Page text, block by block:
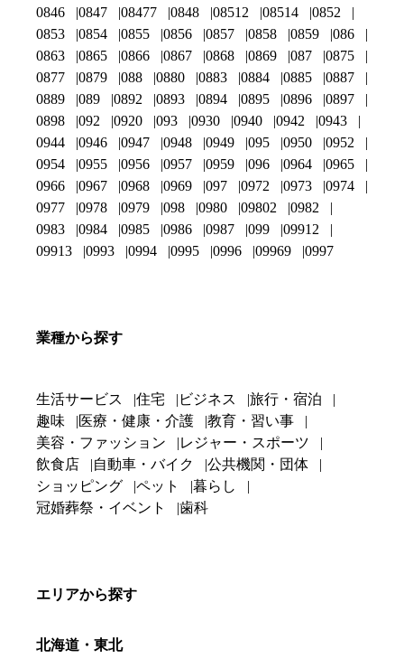
0846
0847 08477 0848 08512 08514
0852
0853
0854 0855 0856 0857 0858 0859
086
0863
0865 0866 0867 0868 0869 087
0875
0877
0879 088 0880 0883 0884 0885
0887
0889
089 0892 0893 0894 0895 0896
0897
0898
092 0920 093 0930 0940 0942
0943
0944
0946 0947 0948 0949 095 0950
0952
0954
0955 0956 0957 0959 096 0964
0965
0966
0967 0968 0969 097 0972 0973
0974
0977
0978 0979 098 0980 09802
0982
0983
0984 0985 0986 0987 099
09912
09913
0993 0994 0995 0996 09969 0997
業種から探す
生活サービス 住宅 ビジネス
旅行・宿泊
趣味
医療・健康・介護
教育・習い事
美容・ファッション
レジャー・スポーツ
飲食店
自動車・バイク
公共機関・団体
ショッピング
ペット
暮らし
冠婚葬祭・イベント
歯科
エリアから探す
北海道・東北